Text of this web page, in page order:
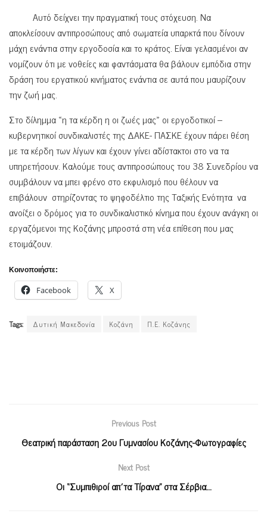
Αυτό δείχνει την πραγματική τους στόχευση. Να
αποκλείσουν αντιπροσώπους από σωματεία υπαρκτά που δίνουν
μάχη ενάντια στην εργοδοσία και το κράτος. Είναι γελασμένοι αν
νομίζουν ότι με νοθείες και φαντάσματα θα βάλουν εμπόδια στην
δράση του εργατικού κινήματος ενάντια σε αυτά που μαυρίζουν
την ζωή μας.
Στο δίλημμα «η τα κέρδη η οι ζωές μας» οι εργοδοτικοί –
κυβερνητικοί συνδικαλιστές της ΔΑΚΕ- ΠΑΣΚΕ έχουν πάρει θέση
με τα κέρδη των λίγων και έχουν γίνει αδίστακτοι στο να τα
υπηρετήσουν. Καλούμε τους αντιπροσώπους του 38 Συνεδρίου να
συμβάλουν να μπει φρένο στο εκφυλισμό που θέλουν να
επιβάλουν στηρίζοντας το ψηφοδέλτιο της Ταξικής Ενότητα να
ανοίξει ο δρόμος για το συνδικαλιστικό κίνημα που έχουν ανάγκη οι
εργαζόμενοι της Κοζάνης μπροστά στη νέα επίθεση που μας
ετοιμάζουν.
Κοινοποιήστε:
Facebook X
Tags: Δυτική Μακεδονία Κοζάνη Π.Ε. Κοζάνης
Previous Post
Θεατρική παράσταση 2ου Γυμνασίου Κοζάνης-Φωτογραφίες
Next Post
Οι “Συμπιθιροί απ΄τα Τίρανα” στα Σέρβια…